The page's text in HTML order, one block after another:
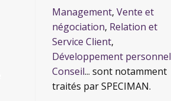
Management, Vente et
négociation, Relation et
Service Client,
Développement personnel
Conseil... sont notamment
traités par SPECIMAN.